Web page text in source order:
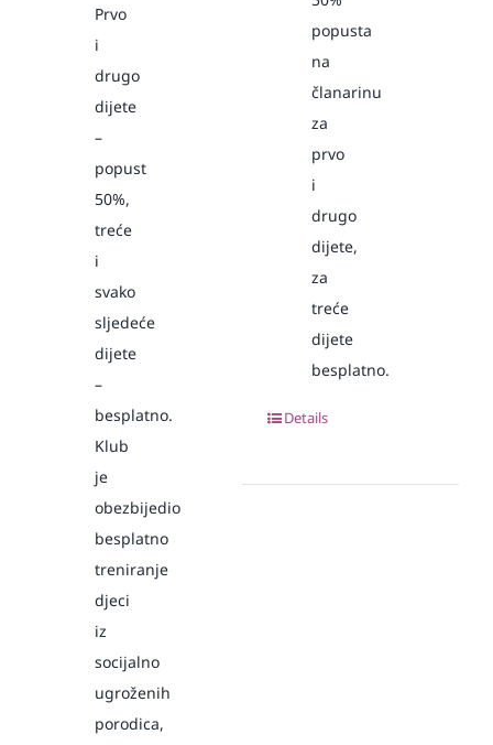
Prvo
i
drugo
dijete
–
popust
50%,
treće
i
svako
sljedeće
dijete
–
besplatno.
Klub
je
obezbijedio
besplatno
treniranje
djeci
iz
socijalno
ugroženih
porodica,
popusta
na
članarinu
za
prvo
i
drugo
dijete,
za
treće
dijete
besplatno.
Details